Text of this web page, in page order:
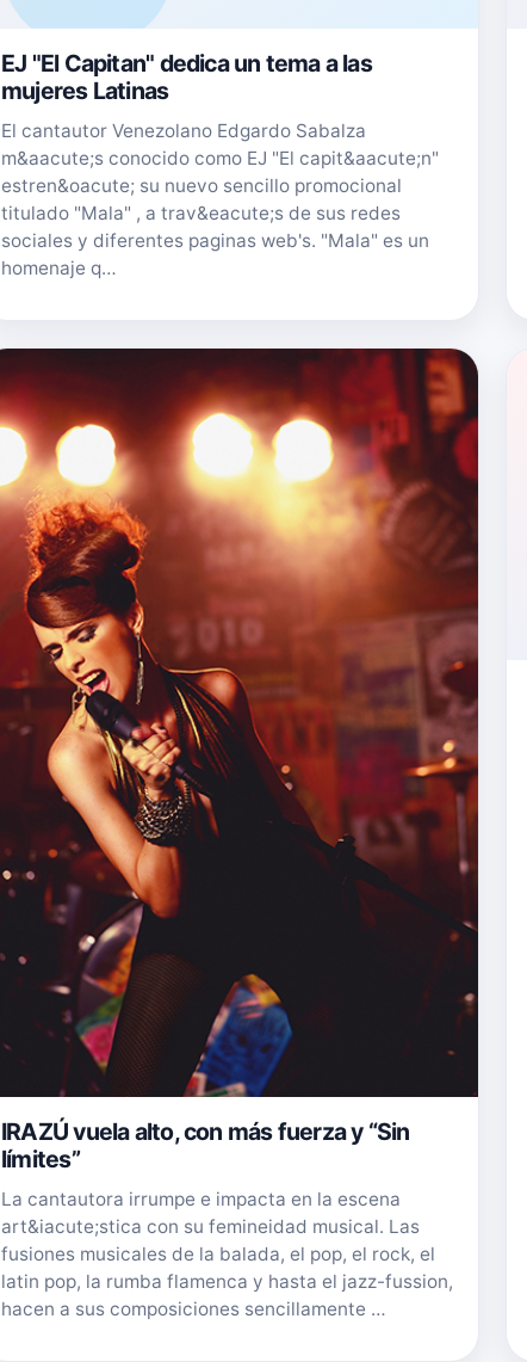
EJ "El Capitan" dedica un tema a las
mujeres Latinas
El cantautor Venezolano Edgardo Sabalza
m&aacute;s conocido como EJ "El capit&aacute;n"
estren&oacute; su nuevo sencillo promocional
titulado "Mala" , a trav&eacute;s de sus redes
sociales y diferentes paginas web's. "Mala" es un
homenaje q…
IRAZÚ vuela alto, con más fuerza y “Sin
límites”
La cantautora irrumpe e impacta en la escena
art&iacute;stica con su femineidad musical. Las
fusiones musicales de la balada, el pop, el rock, el
latin pop, la rumba flamenca y hasta el jazz-fussion,
hacen a sus composiciones sencillamente …